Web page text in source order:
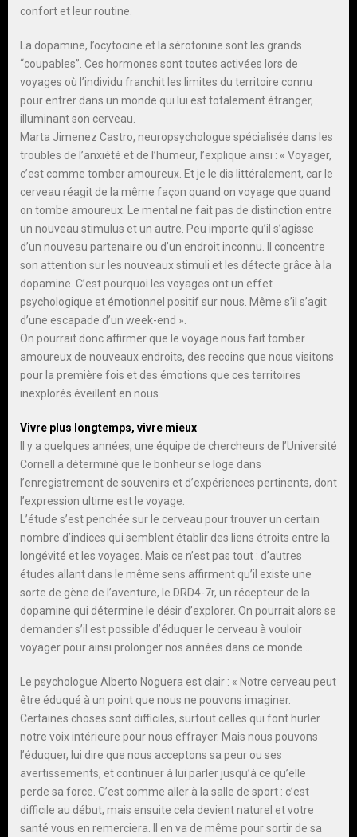
confort et leur routine.
La dopamine, l’ocytocine et la sérotonine sont les grands
“coupables”. Ces hormones sont toutes activées lors de
voyages où l’individu franchit les limites du territoire connu
pour entrer dans un monde qui lui est totalement étranger,
illuminant son cerveau.
Marta Jimenez Castro, neuropsychologue spécialisée dans les
troubles de l’anxiété et de l’humeur, l’explique ainsi : « Voyager,
c’est comme tomber amoureux. Et je le dis littéralement, car le
cerveau réagit de la même façon quand on voyage que quand
on tombe amoureux. Le mental ne fait pas de distinction entre
un nouveau stimulus et un autre. Peu importe qu’il s’agisse
d’un nouveau partenaire ou d’un endroit inconnu. Il concentre
son attention sur les nouveaux stimuli et les détecte grâce à la
dopamine. C’est pourquoi les voyages ont un effet
psychologique et émotionnel positif sur nous. Même s’il s’agit
d’une escapade d’un week-end ».
On pourrait donc affirmer que le voyage nous fait tomber
amoureux de nouveaux endroits, des recoins que nous visitons
pour la première fois et des émotions que ces territoires
inexplorés éveillent en nous.
Vivre plus longtemps, vivre mieux
Il y a quelques années, une équipe de chercheurs de l’Université
Cornell a déterminé que le bonheur se loge dans
l’enregistrement de souvenirs et d’expériences pertinents, dont
l’expression ultime est le voyage.
L’étude s’est penchée sur le cerveau pour trouver un certain
nombre d’indices qui semblent établir des liens étroits entre la
longévité et les voyages. Mais ce n’est pas tout : d’autres
études allant dans le même sens affirment qu’il existe une
sorte de gène de l’aventure, le DRD4-7r, un récepteur de la
dopamine qui détermine le désir d’explorer. On pourrait alors se
demander s’il est possible d’éduquer le cerveau à vouloir
voyager pour ainsi prolonger nos années dans ce monde…
Le psychologue Alberto Noguera est clair : « Notre cerveau peut
être éduqué à un point que nous ne pouvons imaginer.
Certaines choses sont difficiles, surtout celles qui font hurler
notre voix intérieure pour nous effrayer. Mais nous pouvons
l’éduquer, lui dire que nous acceptons sa peur ou ses
avertissements, et continuer à lui parler jusqu’à ce qu’elle
perde sa force. C’est comme aller à la salle de sport : c’est
difficile au début, mais ensuite cela devient naturel et votre
santé vous en remerciera. Il en va de même pour sortir de sa